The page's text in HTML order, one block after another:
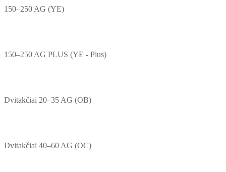
150–250 AG (YE)
150–250 AG PLUS (YE - Plus)
Dvitakčiai 20–35 AG (OB)
Dvitakčiai 40–60 AG (OC)